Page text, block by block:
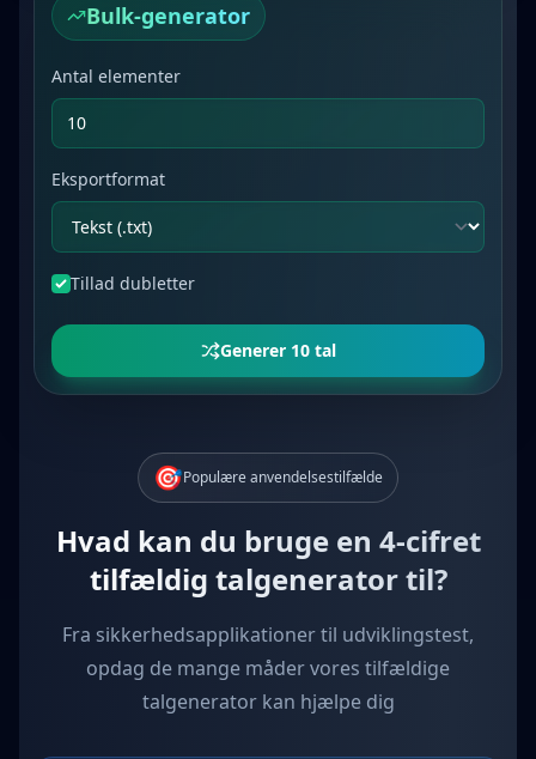
Bulk-generator
Antal elementer
Eksportformat
Tillad dubletter
Generer 10 tal
🎯Populære anvendelsestilfælde
Hvad kan du bruge en 4-cifret
tilfældig talgenerator til?
Fra sikkerhedsapplikationer til udviklingstest,
opdag de mange måder vores tilfældige
talgenerator kan hjælpe dig